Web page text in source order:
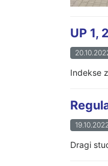
UP 1,
Indekse
Dragi